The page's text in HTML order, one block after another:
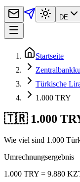
DE
Startseite
Türkische
1.000 TRY
🇹🇷 1.000
Wie viel sind 1.000
Umrechnungsergebnis
1.000 TRY = 9.880